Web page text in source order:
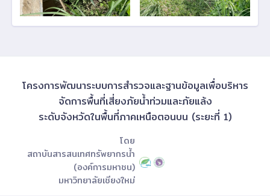
โครงการพัฒนาระบบการสำรวจและฐานข้อมูลเพื่อบริหาร
จัดการพื้นที่เสี่ยงภัยน้ำท่วมและภัยแล้ง
ระดับจังหวัดในพื้นที่ภาคเหนือตอนบน (ระยะที่ 1)
โดย
สถาบันสารสนเทศทรัพยากรน้ำ
(องค์การมหาชน)
มหาวิทยาลัยเชียงใหม่